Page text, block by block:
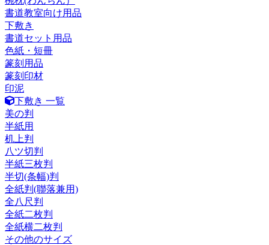
書道教室向け用品
下敷き
書道セット用品
色紙・短冊
篆刻用品
篆刻印材
印泥
下敷き 一覧
美の判
半紙用
机上判
八ツ切判
半紙三枚判
半切(条幅)判
全紙判(聯落兼用)
全八尺判
全紙二枚判
全紙横二枚判
その他のサイズ